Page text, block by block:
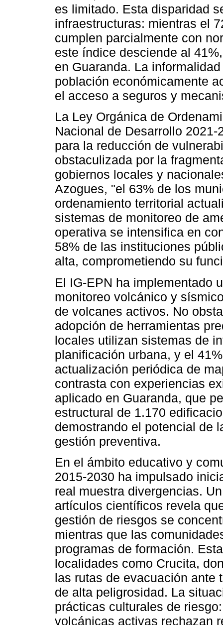
es limitado. Esta disparidad
infraestructuras: mientras el
cumplen parcialmente con
este índice desciende al
en Guaranda. La
población económicamente
el acceso a seguros y
La Ley Orgánica de
Nacional de Desarrollo
para la reducción de
obstaculizada por la
gobiernos locales y
Azogues, "el 63% de los
ordenamiento territorial
sistemas de monitoreo de
operativa se intensifica en
58% de las instituciones
alta, comprometiendo su
El IG-EPN ha implementado
monitoreo volcánico y
de volcanes activos. No
adopción de herramientas
locales utilizan sistemas de
planificación urbana, y el
actualización periódica de
contrasta con experiencias
aplicado en Guaranda, que
estructural de 1.170
demostrando el potencial de
gestión preventiva.
En el ámbito educativo y
2015-2030 ha impulsado
real muestra divergencias.
artículos científicos revela
gestión de riesgos se
mientras que las
programas de formación.
localidades como Crucita,
las rutas de evacuación ante
de alta peligrosidad. La
prácticas culturales de
volcánicas activas rechazan